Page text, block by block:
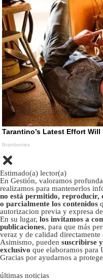
Estimado(a) lector(a)
En Gestión, valoramos
realizamos para mantenerlos
no está permitido,
o parcialmente los contenidos
autorizacion previa y expresa
En su lugar, los invitamos a
publicaciones, para que más
veraz y de calidad
Asimismo, pueden suscribirse
exclusivo que elaboramos para
Gracias por ayudarnos a
últimas noticias